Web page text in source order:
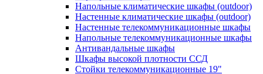
Напольные климатические шкафы (outdoor)
Настенные климатические шкафы (outdoor)
Настенные телекоммуникационные шкафы
Напольные телекоммуникационные шкафы
Антивандальные шкафы
Шкафы высокой плотности ССД
Стойки телекоммуникационные 19"